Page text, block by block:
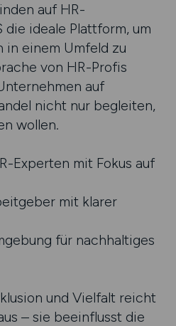
auf HR-
die ideale Plattform, um
in einem Umfeld zu
von HR-Profis
auf
nicht nur begleiten,
wollen.
Experten mit Fokus auf
mit klarer
für nachhaltiges
und Vielfalt reicht
– sie beeinflusst die